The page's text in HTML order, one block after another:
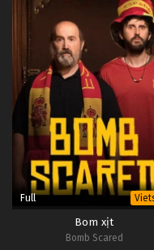
Full
Bom xịt
Bomb Scared